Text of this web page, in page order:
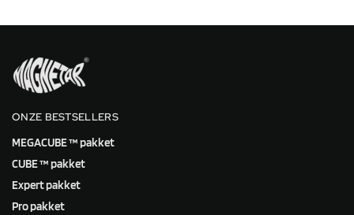
ONZE BESTSELLERS
MEGACUBE ™ pakket
CUBE ™ pakket
Expert pakket
Pro pakket